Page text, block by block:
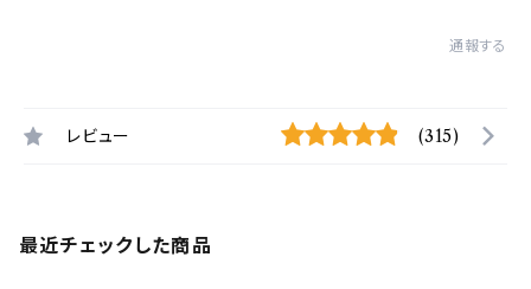
通報する
レビュー (315)
最近チェックした商品